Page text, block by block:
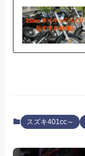
スズキ401cc～